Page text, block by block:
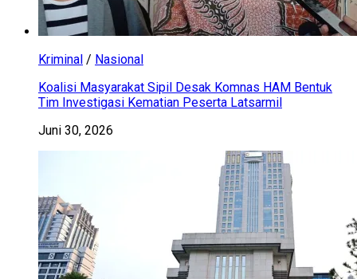
Kriminal / Nasional
Koalisi Masyarakat Sipil Desak Komnas HAM Bentuk
Tim Investigasi Kematian Peserta Latsarmil
Juni 30, 2026